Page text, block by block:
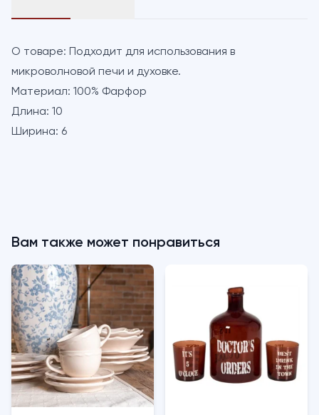
О товаре: Подходит для использования в
микроволновой печи и духовке.
Материал: 100% Фарфор
Длина: 10
Ширина: 6
Вам также может понравиться